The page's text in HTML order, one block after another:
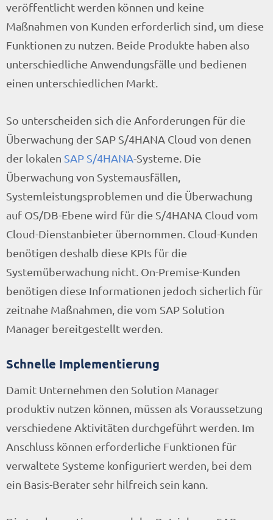
veröffentlicht werden können und keine
Maßnahmen von Kunden erforderlich sind, um diese
Funktionen zu nutzen. Beide Produkte haben also
unterschiedliche Anwendungsfälle und bedienen
einen unterschiedlichen Markt.
So unterscheiden sich die Anforderungen für die
Überwachung der SAP S/4HANA Cloud von denen
der lokalen SAP S/4HANA-Systeme. Die
Überwachung von Systemausfällen,
Systemleistungsproblemen und die Überwachung
auf OS/DB-Ebene wird für die S/4HANA Cloud vom
Cloud-Dienstanbieter übernommen. Cloud-Kunden
benötigen deshalb diese KPIs für die
Systemüberwachung nicht. On-Premise-Kunden
benötigen diese Informationen jedoch sicherlich für
zeitnahe Maßnahmen, die vom SAP Solution
Manager bereitgestellt werden.
Schnelle Implementierung
Damit Unternehmen den Solution Manager
produktiv nutzen können, müssen als Voraussetzung
verschiedene Aktivitäten durchgeführt werden. Im
Anschluss können erforderliche Funktionen für
verwaltete Systeme konfiguriert werden, bei dem
ein Basis-Berater sehr hilfreich sein kann.